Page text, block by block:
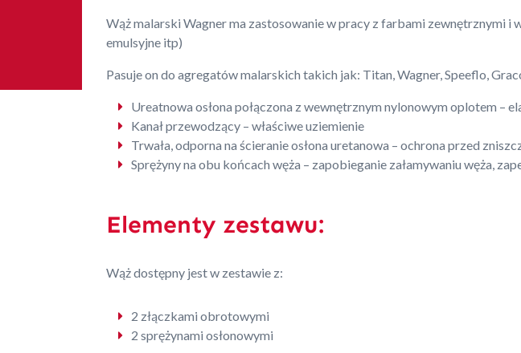
Wąż malarski Wagner ma zastosowanie w pracy z farbami zewnętrznymi
emulsyjne itp)
Pasuje on do agregatów malarskich takich jak: Titan, Wagner, Speeflo,
Ureatnowa osłona połączona z wewnętrznym nylonowym oplotem –
Kanał przewodzący – właściwe uziemienie
Trwała, odporna na ścieranie osłona uretanowa – ochrona przed
Sprężyny na obu końcach węża – zapobieganie załamywaniu węża,
Elementy zestawu:
Wąż dostępny jest w zestawie z:
2 złączkami obrotowymi
2 sprężynami osłonowymi